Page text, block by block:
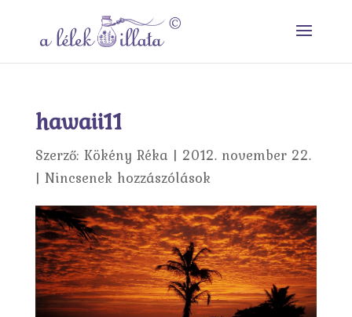
hawaii11
Szerző: Kökény Réka | 2012. november 22.
| Nincsenek hozzászólások